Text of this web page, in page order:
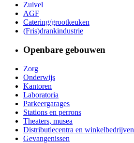
Zuivel
AGF
Catering/grootkeuken
(Fris)drankindustrie
Openbare gebouwen
Zorg
Onderwijs
Kantoren
Laboratoria
Parkeergarages
Stations en perrons
Theaters, musea
Distributiecentra en winkelbedrijven
Gevangenissen